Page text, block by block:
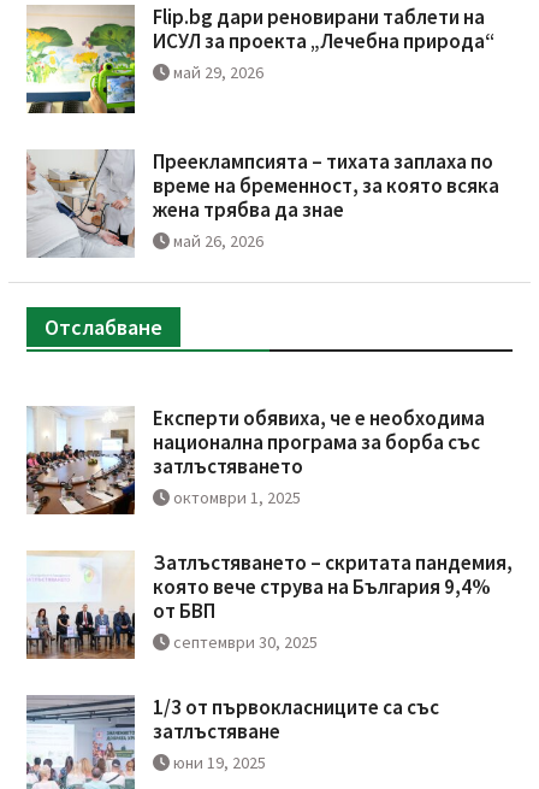
Flip.bg дари реновирани таблети на
ИСУЛ за проекта „Лечебна природа“
май 29, 2026
Прееклампсията – тихата заплаха по
време на бременност, за която всяка
жена трябва да знае
май 26, 2026
Отслабване
Експерти обявиха, че е необходима
национална програма за борба със
затлъстяването
октомври 1, 2025
Затлъстяването – скритата пандемия,
която вече струва на България 9,4%
от БВП
септември 30, 2025
1/3 от първокласниците са със
затлъстяване
юни 19, 2025